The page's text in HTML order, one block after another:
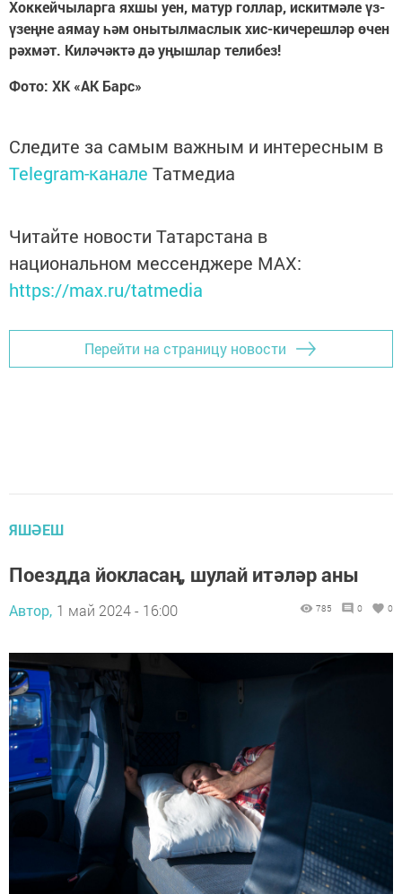
Хоккейчыларга яхшы уен, матур голлар, искитмәле үз-
үзеңне аямау һәм онытылмаслык хис-кичерешләр өчен
рәхмәт. Киләчәктә дә уңышлар телибез!
Фото: ХК «АК Барс»
Следите за самым важным и интересным в
Telegram-канале Татмедиа
Читайте новости Татарстана в
национальном мессенджере MАХ:
https://max.ru/tatmedia
Перейти на страницу новости
ЯШӘЕШ
Поездда йокласаң, шулай итәләр аны
Автор, 1 май 2024 - 16:00 785 0 0